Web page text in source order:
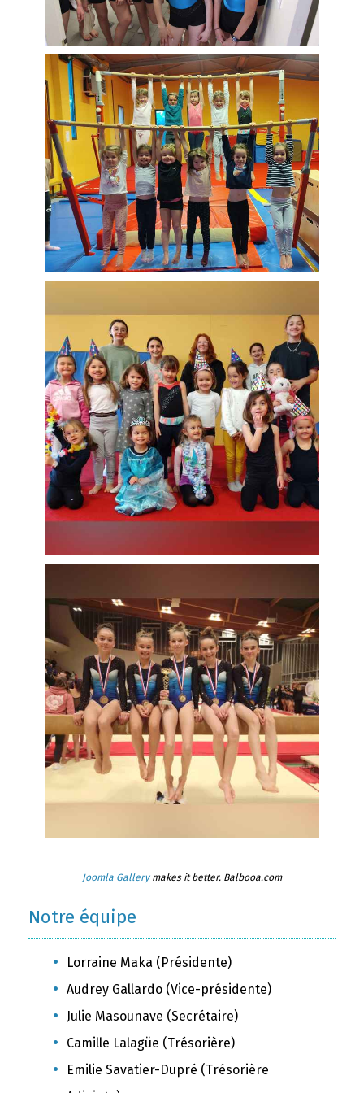
Joomla Gallerymakes it better. Balbooa.com
Notre équipe
Lorraine Maka (Présidente)
Audrey Gallardo (Vice-présidente)
Julie Masounave (Secrétaire)
Camille Lalagüe (Trésorière)
Emilie Savatier-Dupré (Trésorière